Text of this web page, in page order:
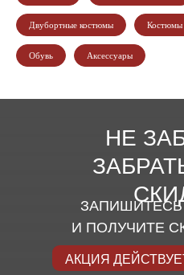
Двубортные костюмы Костюмы
Обувь Аксессуары
НЕ
И ПОЛУЧИТЕ
АКЦИЯ